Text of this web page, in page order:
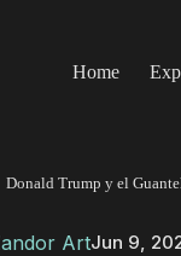
Home
Donald Trump y el
ArtJun 9,